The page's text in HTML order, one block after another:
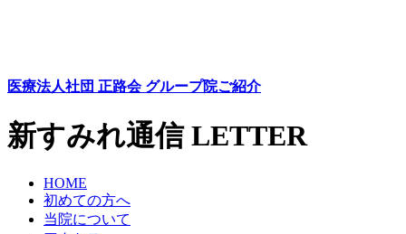
医療法人社団 正路会 グループ院ご紹介
新すみれ通信 LETTER
HOME
初めての方へ
当院について